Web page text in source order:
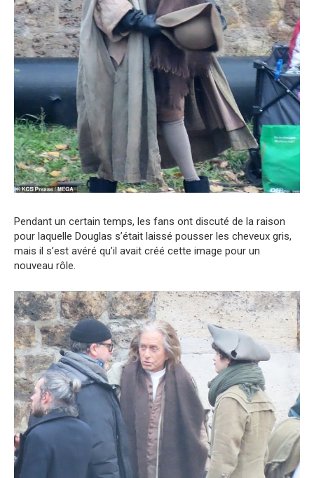
Pendant un certain temps, les fans ont discuté de la raison
pour laquelle Douglas s’était laissé pousser les cheveux gris,
mais il s’est avéré qu’il avait créé cette image pour un
nouveau rôle.